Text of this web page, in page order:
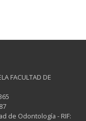
FACULTAD DE
de Odontología - RIF: